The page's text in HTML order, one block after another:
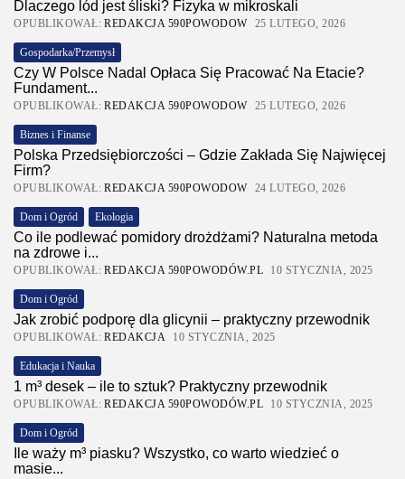
Dlaczego lód jest śliski? Fizyka w mikroskali
OPUBLIKOWAŁ: REDAKCJA 590POWODOW 25 LUTEGO, 2026
Gospodarka/Przemysł
Czy W Polsce Nadal Opłaca Się Pracować Na Etacie?
Fundament...
OPUBLIKOWAŁ: REDAKCJA 590POWODOW 25 LUTEGO, 2026
Biznes i Finanse
Polska Przedsiębiorczości – Gdzie Zakłada Się Najwięcej
Firm?
OPUBLIKOWAŁ: REDAKCJA 590POWODOW 24 LUTEGO, 2026
Dom i Ogród Ekologia
Co ile podlewać pomidory drożdżami? Naturalna metoda
na zdrowe i...
OPUBLIKOWAŁ: REDAKCJA 590POWODÓW.PL 10 STYCZNIA, 2025
Dom i Ogród
Jak zrobić podporę dla glicynii – praktyczny przewodnik
OPUBLIKOWAŁ: REDAKCJA 10 STYCZNIA, 2025
Edukacja i Nauka
1 m³ desek – ile to sztuk? Praktyczny przewodnik
OPUBLIKOWAŁ: REDAKCJA 590POWODÓW.PL 10 STYCZNIA, 2025
Dom i Ogród
Ile waży m³ piasku? Wszystko, co warto wiedzieć o
masie...